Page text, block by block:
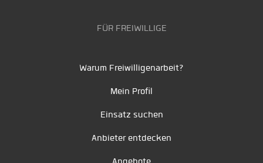
FÜR FREIWILLIGE
Warum Freiwilligenarbeit?
Mein Profil
Einsatz suchen
Anbieter entdecken